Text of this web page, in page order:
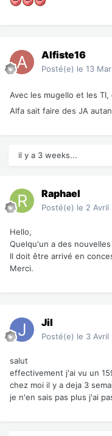
Alfiste16
Posté(e) le 13
Avec les mugello et les
Alfa sait faire des JA
il y a 3 weeks...
Raphael
Posté(e) le 2 Avril
Hello,
Quelqu'un a des
Il doit être arrivé en
Merci.
Jil
Posté(e) le 3 Avril
salut
effectivement j'ai vu un
chez moi il y a deja 3
je n'en sais pas plus j'ai